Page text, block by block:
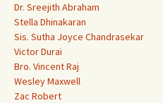
Dr. Sreejith Abraham
Stella Dhinakaran
Sis. Sutha Joyce Chandrasekar
Victor Durai
Bro. Vincent Raj
Wesley Maxwell
Zac Robert